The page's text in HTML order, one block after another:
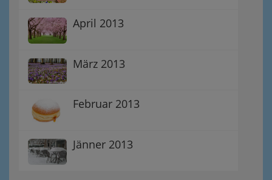
April 2013
März 2013
Februar 2013
Jänner 2013